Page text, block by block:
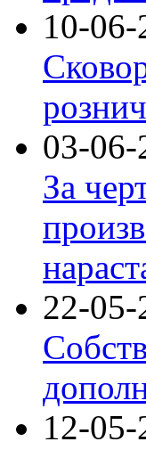
10-06-
03-06-
За
22-05-
12-05-